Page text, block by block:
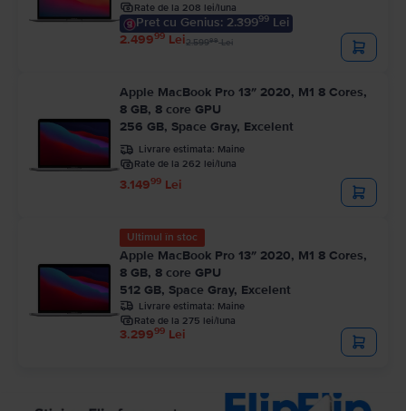
Rate de la 208 lei/luna
Pret cu Genius: 2.39999 Lei
2.49999 Lei2.59999Lei
Apple MacBook Pro 13″ 2020, M1 8 Cores,
8 GB, 8 core GPU
256 GB, Space Gray, Excelent
Livrare estimata: Maine
Rate de la 262 lei/luna
3.14999 Lei
Ultimul în stoc
Apple MacBook Pro 13″ 2020, M1 8 Cores,
8 GB, 8 core GPU
512 GB, Space Gray, Excelent
Livrare estimata: Maine
Rate de la 275 lei/luna
3.29999 Lei